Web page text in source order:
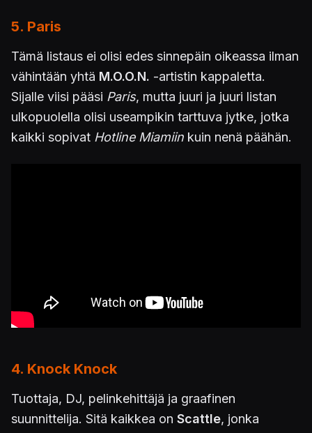
5. Paris
Tämä listaus ei olisi edes sinnepäin oikeassa ilman
vähintään yhtä M.O.O.N. -artistin kappaletta.
Sijalle viisi pääsi Paris, mutta juuri ja juuri listan
ulkopuolella olisi useampikin tarttuva jytke, jotka
kaikki sopivat Hotline Miamiin kuin nenä päähän.
4. Knock Knock
Tuottaja, DJ, pelinkehittäjä ja graafinen
suunnittelija. Sitä kaikkea on Scattle, jonka